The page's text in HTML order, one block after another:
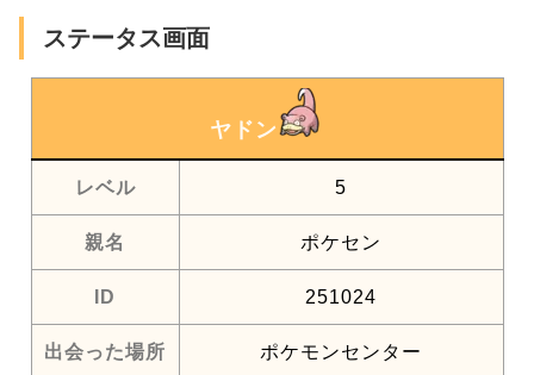
ステータス画面
ヤドン
レベル 5
親名 ポケセン
ID 251024
出会った場所 ポケモンセンター